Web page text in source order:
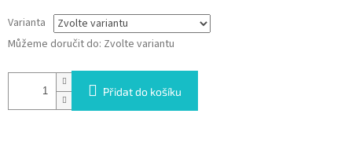
Varianta
Můžeme doručit do: Zvolte variantu
Přidat do košíku